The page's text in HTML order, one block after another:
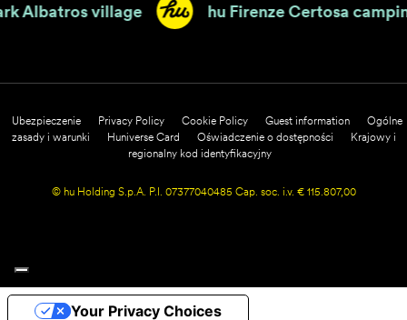
hu Park Albatros village hu Firenze Certosa
Ubezpieczenie Privacy Policy Cookie Policy Guest information
Ogólne
zasady i warunki
Huniverse Card Oświadczenie o dostępności
Krajowy i
regionalny kod identyfikacyjny
© hu Holding S.p.A. P.I. 07377040485 Cap. soc. i.v. € 115.807,00
Your Privacy Choices